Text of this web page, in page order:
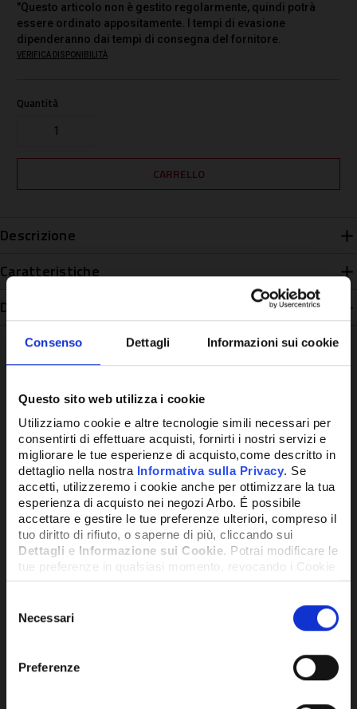
Consenso Dettagli Informazioni sui cookie
Questo sito web utilizza i cookie
Utilizziamo cookie e altre tecnologie simili necessari per
consentirti di effettuare acquisti, fornirti i nostri servizi e
migliorare le tue esperienze di acquisto,come descritto in
dettaglio nella nostra Informativa sulla Privacy. Se
accetti, utilizzeremo i cookie anche per ottimizzare la tua
esperienza di acquisto nei negozi Arbo. É possibile
accettare e gestire le tue preferenze ulteriori, compreso il
tuo diritto di rifiuto, o saperne di più, cliccando sui
Dettagli e Informazione sui Cookie. Potrai modificare le
tue preferenze in qualsiasi momento, revocando i Cookie
precedentemente autorizzati, direttamente dalle
delNecessari
Preferenze
"Questo articolo non è gestito regolarmente, quindi potrà
essere ordinato appositamente. I tempi di evasione
dipenderanno dai tempi di consegna del fornitore.
VERIFICA DISPONIBILITÀ
Quantità
Descrizione
Caratteristiche
Disponibilità
Potrebbe anche interessarti